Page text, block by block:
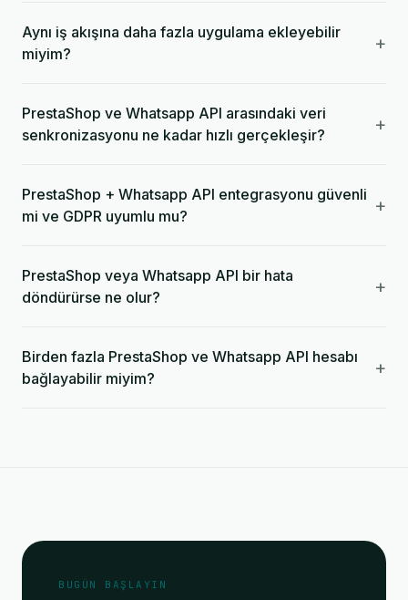
Aynı iş akışına daha fazla uygulama ekleyebilir
miyim?
+
PrestaShop ve Whatsapp API arasındaki veri
senkronizasyonu ne kadar hızlı gerçekleşir?
+
PrestaShop + Whatsapp API entegrasyonu güvenli
mi ve GDPR uyumlu mu?
+
PrestaShop veya Whatsapp API bir hata
döndürürse ne olur?
+
Birden fazla PrestaShop ve Whatsapp API hesabı
bağlayabilir miyim?
+
BUGÜN BAŞLAYIN